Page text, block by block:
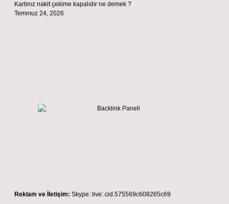
Kartınız nakit çekime kapalıdır ne demek ?
Temmuz 24, 2026
Reklam ve İletişim: Skype: live:.cid.575569c608265c69